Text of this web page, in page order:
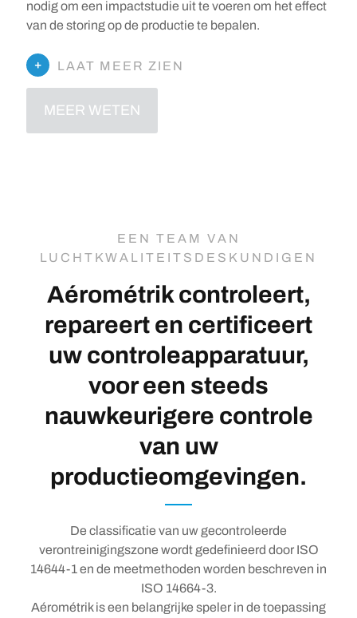
nodig om een impactstudie uit te voeren om het effect
van de storing op de productie te bepalen.
LAAT MEER ZIEN
MEER WETEN
EEN TEAM VAN
LUCHTKWALITEITSDESKUNDIGEN
Aérométrik controleert,
repareert en certificeert
uw controleapparatuur,
voor een steeds
nauwkeurigere controle
van uw
productieomgevingen.
De classificatie van uw gecontroleerde
verontreinigingszone wordt gedefinieerd door ISO
14644-1 en de meetmethoden worden beschreven in
ISO 14664-3.
Aérométrik is een belangrijke speler in de toepassing